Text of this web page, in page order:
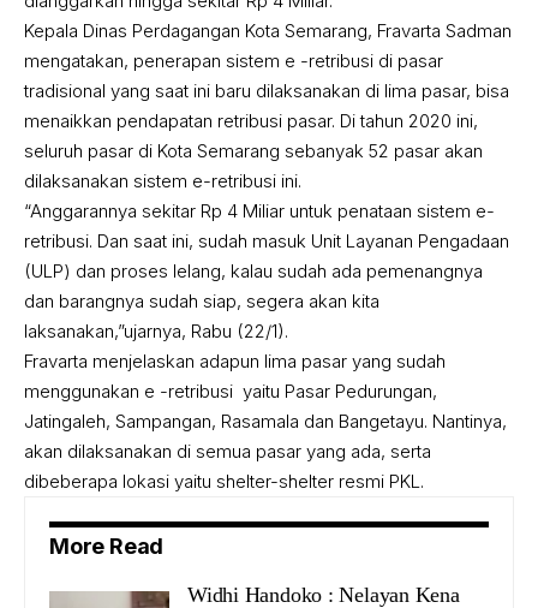
Kepala Dinas Perdagangan Kota Semarang, Fravarta Sadman
mengatakan, penerapan sistem e -retribusi di pasar
tradisional yang saat ini baru dilaksanakan di lima pasar, bisa
menaikkan pendapatan retribusi pasar. Di tahun 2020 ini,
seluruh pasar di Kota Semarang sebanyak 52 pasar akan
dilaksanakan sistem e-retribusi ini.
“Anggarannya sekitar Rp 4 Miliar untuk penataan sistem e-
retribusi. Dan saat ini, sudah masuk Unit Layanan Pengadaan
(ULP) dan proses lelang, kalau sudah ada pemenangnya
dan barangnya sudah siap, segera akan kita
laksanakan,”ujarnya, Rabu (22/1).
Fravarta menjelaskan adapun lima pasar yang sudah
menggunakan e -retribusi yaitu Pasar Pedurungan,
Jatingaleh, Sampangan, Rasamala dan Bangetayu. Nantinya,
akan dilaksanakan di semua pasar yang ada, serta
dibeberapa lokasi yaitu shelter-shelter resmi PKL.
More Read
Widhi Handoko : Nelayan Kena